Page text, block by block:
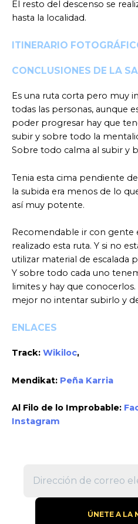
El resto del descenso se
hasta la localidad.
ITINERARIO
CONCLUSIONES DE LA
Es una ruta corta pero muy
todas las personas, aunque
poder progresar hay que
subir y sobre todo la
Sobre todo calma al subir y
Tenia esta cima pendiente
la subida era menos de lo
así muy potente.
Recomendable ir con gente
realizado esta ruta. Y si no
utilizar material de escalada
Y sobre todo cada uno
limites y hay que
mejor no intentar subirlo y
ENLACES
Track: Wikiloc,
Mendikat: Peña Karria
Al Filo de lo Improbable:
Instagram